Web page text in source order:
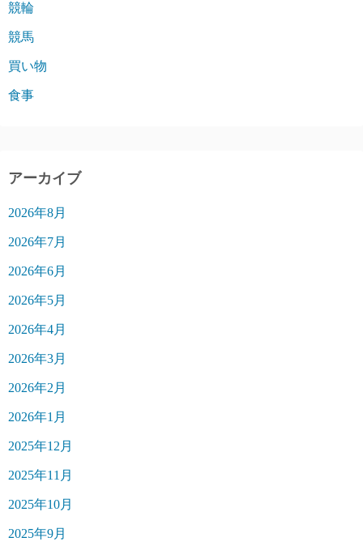
競輪
競馬
買い物
食事
アーカイブ
2026年8月
2026年7月
2026年6月
2026年5月
2026年4月
2026年3月
2026年2月
2026年1月
2025年12月
2025年11月
2025年10月
2025年9月